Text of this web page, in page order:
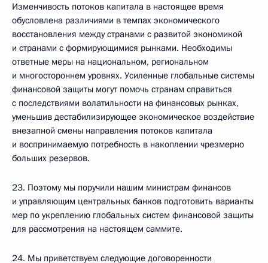
Изменчивость потоков капитала в настоящее время
обусловлена различиями в темпах экономического
восстановления между странами с развитой экономикой
и странами с формирующимися рынками. Необходимы
ответные меры на национальном, региональном
и многостороннем уровнях. Усиленные глобальные системы
финансовой защиты могут помочь странам справиться
с последствиями волатильности на финансовых рынках,
уменьшив дестабилизирующее экономическое воздействие
внезапной смены направления потоков капитала
и воспринимаемую потребность в накоплении чрезмерно
больших резервов.
23. Поэтому мы поручили нашим министрам финансов
и управляющим центральных банков подготовить варианты
мер по укреплению глобальных систем финансовой защиты
для рассмотрения на настоящем саммите.
24. Мы приветствуем следующие договоренности